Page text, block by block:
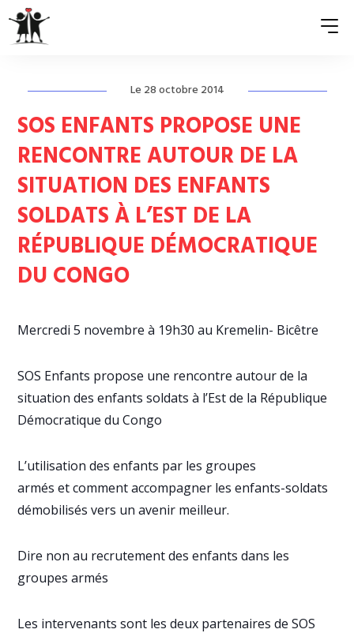
QUI SOMMES-NOUS ?
ASSOCIATIONS MEMBRES
NOS ACTIONS
S’ENGAGER
ACTUALITÉS
Le 28 octobre 2014
SOS ENFANTS PROPOSE UNE
RENCONTRE AUTOUR DE LA
SITUATION DES ENFANTS
SOLDATS À L’EST DE LA
RÉPUBLIQUE DÉMOCRATIQUE
DU CONGO
Mercredi 5 novembre à 19h30 au Kremelin- Bicêtre
SOS Enfants propose une rencontre autour de la
situation des enfants soldats à l’Est de la République
Démocratique du Congo
L’utilisation des enfants par les groupes
arméset comment accompagner les enfants-soldats
démobilisés vers un avenir meilleur.
Dire non au recrutement des enfants dans les
groupes armés
Les intervenants sont les deux partenaires de SOS